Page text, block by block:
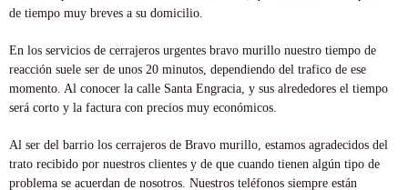
de tiempo muy breves a su domicilio.
En los servicios de cerrajeros urgentes bravo murillo nuestro tiempo de
reacción suele ser de unos 20 minutos, dependiendo del trafico de ese
momento. Al conocer la calle Santa Engracia, y sus alrededores el tiempo
será corto y la factura con precios muy económicos.
Al ser del barrio los cerrajeros de Bravo murillo, estamos agradecidos del
trato recibido por nuestros clientes y de que cuando tienen algún tipo de
problema se acuerdan de nosotros. Nuestros teléfonos siempre están